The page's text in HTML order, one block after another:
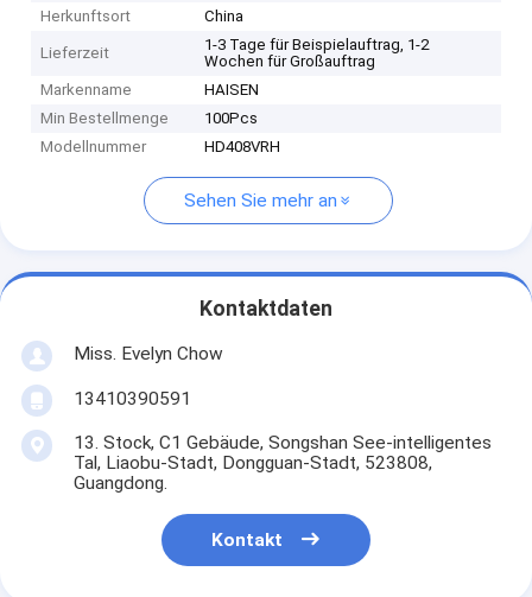
Herkunftsort
China
Lieferzeit
1-3 Tage für Beispielauftrag, 1-2
Wochen für Großauftrag
Markenname
HAISEN
Min Bestellmenge
100Pcs
Modellnummer
HD408VRH
Sehen Sie mehr an
Kontaktdaten
Miss. Evelyn Chow
13410390591
13. Stock, C1 Gebäude, Songshan See-intelligentes
Tal, Liaobu-Stadt, Dongguan-Stadt, 523808,
Guangdong.
Kontakt